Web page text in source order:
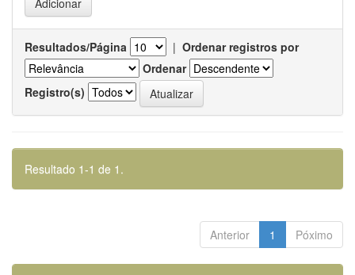
Resultados/Página | Ordenar registros por
Ordenar
Registro(s)
Resultado 1-1 de 1.
Anterior 1 Póximo